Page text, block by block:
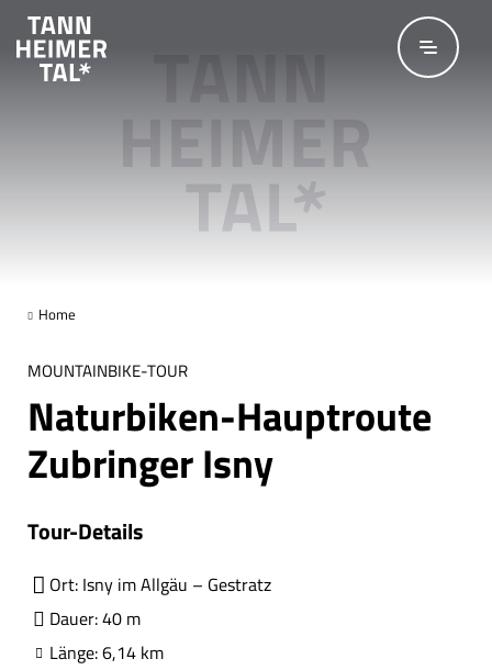
Home
MOUNTAINBIKE-TOUR
Naturbiken-Hauptroute
Zubringer Isny
Tour-Details
Ort: Isny im Allgäu – Gestratz
Dauer: 40 m
Länge: 6,14 km